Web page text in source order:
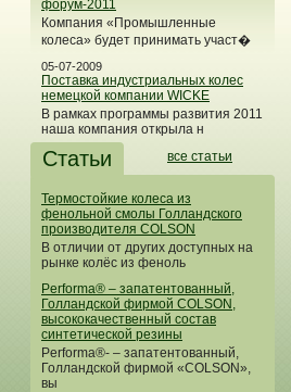
форум-2011
Компания «Промышленные
колеса» будет принимать участ�
05-07-2009
Поставка индустриальных колес
немецкой компании WICKE
В рамках программы развития 2011
наша компания открыла н
Статьи все статьи
Термостойкие колеса из
фенольной смолы Голландского
производителя COLSON
В отличии от других доступных на
рынке колёс из феноль
Performa® – запатентованный,
Голландской фирмой COLSON,
высококачественный состав
синтетической резины
Performa®- – запатентованный,
Голландской фирмой «COLSON»,
вы